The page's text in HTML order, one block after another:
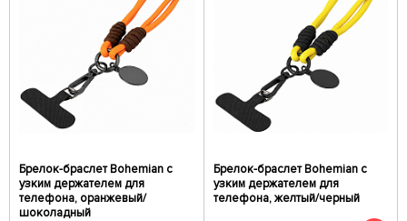
Брелок-браслет Bohemian c
узким держателем для
телефона, оранжевый/
шоколадный
Брелок-браслет Bohemian c
узким держателем для
телефона, желтый/черный